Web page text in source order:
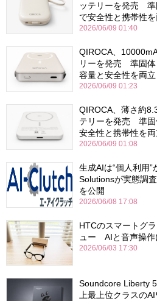
ッテリーを発売 準
で安全性と携帯性
2026/06/09 01:40
QIROCA、
リーを発売 準固体
容量と安全性を両立
2026/06/09 01:23
QIROCA、薄さ約
テリーを発売 準固
安全性と携帯性を両
2026/06/09 01:08
生成AIは“個人利用
Solutionsが実態調
を公開
2026/06/08 17:08
HTCのスマートグ
ュー AIと音声操作
2026/06/03 17:30
Soundcore Liberty
上最上位クラスの